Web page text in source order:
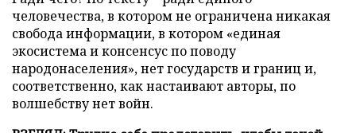
человечества, в котором не ограничена никакая
свобода информации, в котором «единая
экосистема и консенсус по поводу
народонаселения», нет государств и границ и,
соответственно, как настаивают авторы, по
волшебству нет войн.